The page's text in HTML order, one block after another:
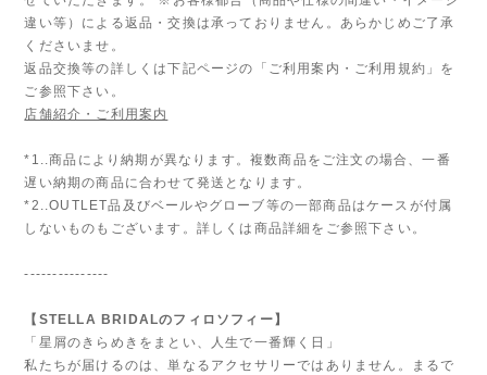
違い等）による返品・交換は承っておりません。あらかじめご了承
くださいませ。
返品交換等の詳しくは下記ページの「ご利用案内・ご利用規約」を
ご参照下さい。
店舗紹介・ご利用案内
*1..商品により納期が異なります。複数商品をご注文の場合、一番
遅い納期の商品に合わせて発送となります。
*2..OUTLET品及びベールやグローブ等の一部商品はケースが付属
しないものもございます。詳しくは商品詳細をご参照下さい。
---------------
【STELLA BRIDALのフィロソフィー】
「星屑のきらめきをまとい、人生で一番輝く日」
私たちが届けるのは、単なるアクセサリーではありません。まるで